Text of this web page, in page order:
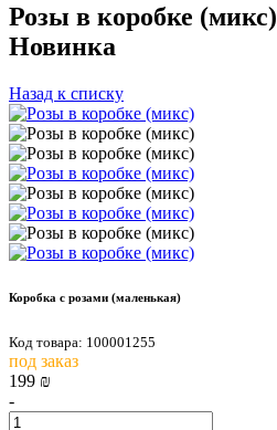
Розы в коробке (микс)
Новинка
Назад к списку
Коробка с розами (маленькая)
Код товара: 100001255
под заказ
199 ₪
-